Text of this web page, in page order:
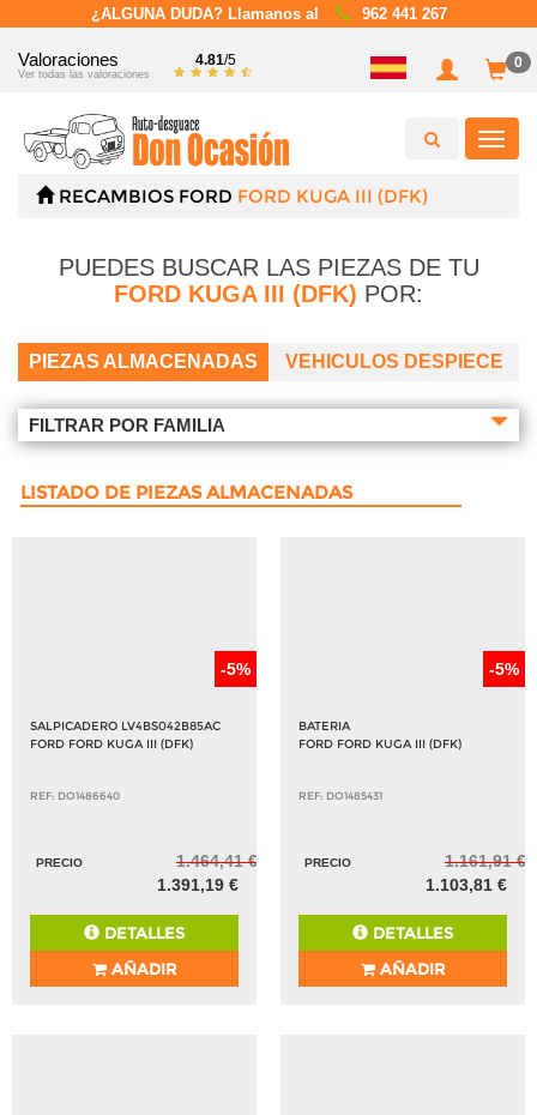
¿ALGUNA DUDA? Llamanos al 962 441 267
Valoraciones
Ver todas las valoraciones
4.81/5 0
RECAMBIOS FORD FORD KUGA III (DFK)
PUEDES BUSCAR LAS PIEZAS DE TU
FORD KUGA III (DFK) POR:
PIEZAS ALMACENADAS VEHICULOS DESPIECE
FILTRAR POR FAMILIA
LISTADO DE PIEZAS ALMACENADAS
-5%
SALPICADERO LV4BS042B85AC
FORD FORD KUGA III (DFK)
REF: DO1486640
PRECIO
1.464,41 €
1.391,19 €
DETALLES
AÑADIR
-5%
BATERIA
FORD FORD KUGA III (DFK)
REF: DO1485431
PRECIO
1.161,91 €
1.103,81 €
DETALLES
AÑADIR